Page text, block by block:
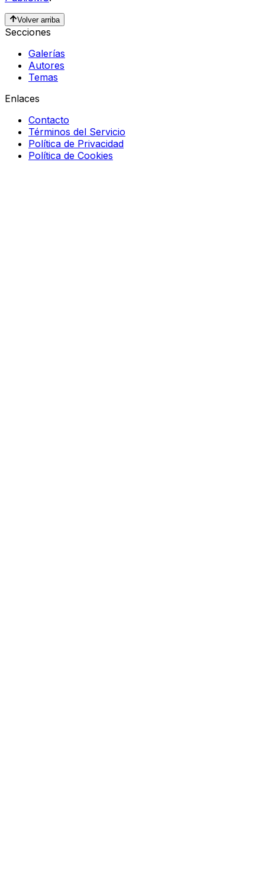
Volver arriba
Secciones
Galerías
Autores
Temas
Enlaces
Contacto
Términos del Servicio
Política de Privacidad
Política de Cookies